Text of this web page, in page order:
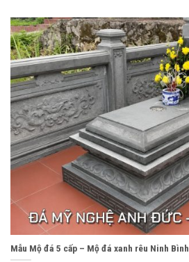
Mẫu Mộ đá 5 cấp – Mộ đá xanh rêu Ninh Bình